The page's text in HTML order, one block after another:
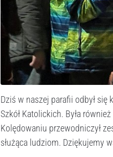
Dziś w naszej parafii odbył się
Szkół Katolickich. Była
Kolędowaniu przewodniczył
służąca ludziom. Dziękujemy